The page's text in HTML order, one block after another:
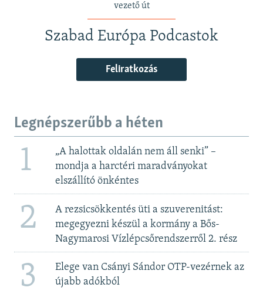
vezető út
Szabad Európa Podcastok
Feliratkozás
Legnépszerűbb a héten
1
„A halottak oldalán nem áll senki” –
mondja a harctéri maradványokat
elszállító önkéntes
2
A rezsicsökkentés üti a szuverenitást:
megegyezni készül a kormány a Bős-
Nagymarosi Vízlépcsőrendszerről 2. rész
3
Elege van Csányi Sándor OTP-vezérnek az
újabb adókból